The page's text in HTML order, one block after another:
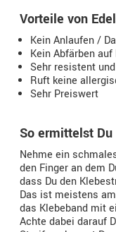
Vorteile von
Kein Anlaufen /
Kein Abfärben
Sehr resistent
Ruft keine
Sehr Preiswert
So ermittelst
Nehme ein
den Finger an dem
dass Du den
Das ist meistens
das Klebeband mit
Achte dabei darauf